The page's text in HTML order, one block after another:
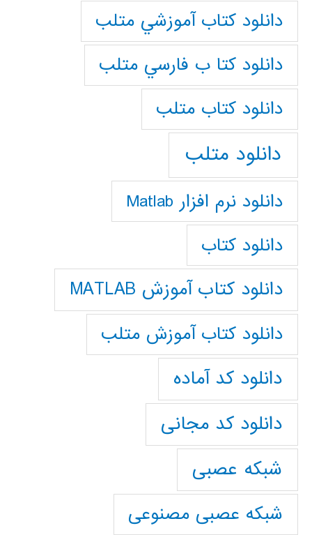
دانلود كتاب آموزشي متلب
دانلود كتا ب فارسي متلب
دانلود كتاب متلب
دانلود متلب
دانلود نرم افزار Matlab
دانلود کتاب
دانلود کتاب آموزش MATLAB
دانلود کتاب آموزش متلب
دانلود کد آماده
دانلود کد مجانی
شبکه عصبی
شبکه عصبی مصنوعی